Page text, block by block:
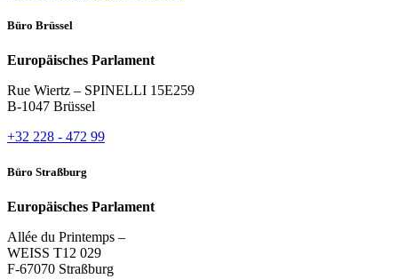
Büro Brüssel
Europäisches Parlament
Rue Wiertz – SPINELLI 15E259
B-1047 Brüssel
+32 228 - 472 99
Büro Straßburg
Europäisches Parlament
Allée du Printemps –
WEISS T12 029
F-67070 Straßburg